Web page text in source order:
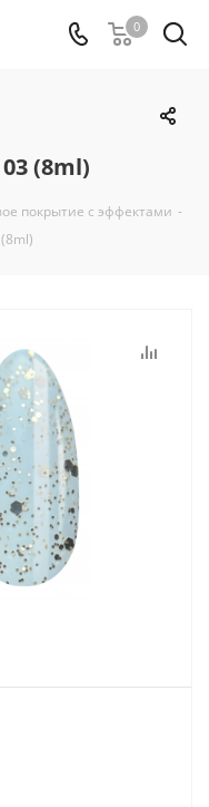
0
(8ml)
покрытие с эффектами -